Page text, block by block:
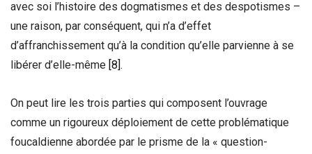
avec soi l’histoire des dogmatismes et des despotismes –
une raison, par conséquent, qui n’a d’effet
d’affranchissement qu’à la condition qu’elle parvienne à se
libérer d’elle-même [8] .
On peut lire les trois parties qui composent l’ouvrage
comme un rigoureux déploiement de cette problématique
foucaldienne abordée par le prisme de la « question-